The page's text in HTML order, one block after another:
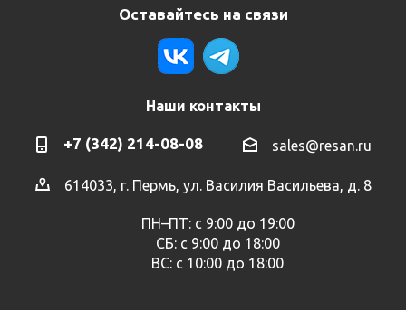
Оставайтесь на связи
Наши контакты
+7 (342) 214-08-08 sales@resan.ru
614033, г. Пермь, ул. Василия Васильева, д. 8
ПН–ПТ: с 9:00 до 19:00
СБ: с 9:00 до 18:00
ВС: с 10:00 до 18:00